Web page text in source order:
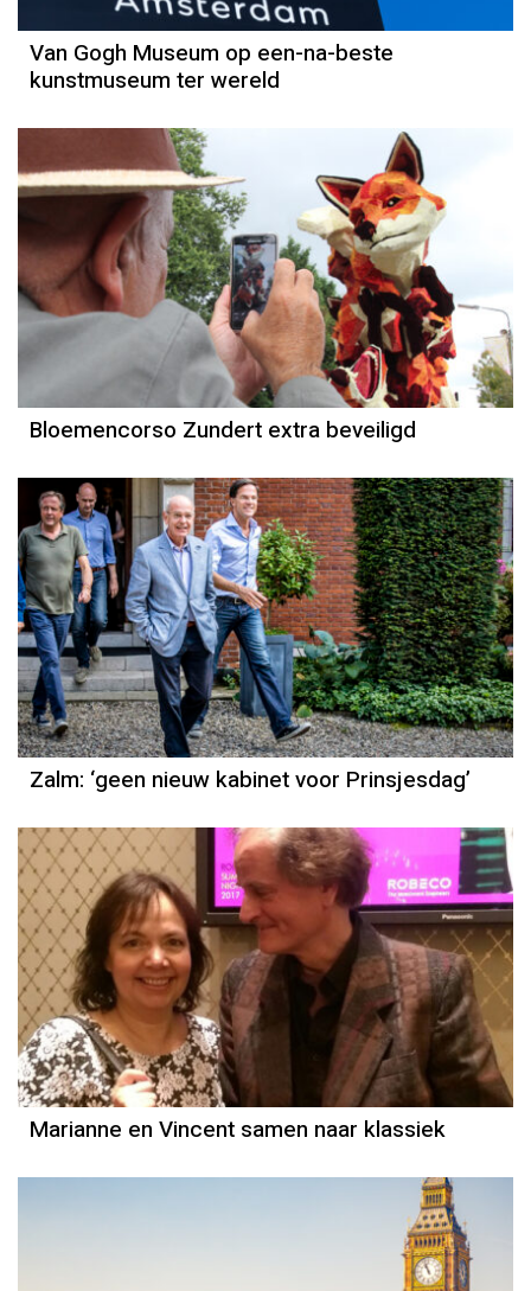
Van Gogh Museum op een-na-beste
kunstmuseum ter wereld
Bloemencorso Zundert extra beveiligd
Zalm: ‘geen nieuw kabinet voor Prinsjesdag’
Marianne en Vincent samen naar klassiek